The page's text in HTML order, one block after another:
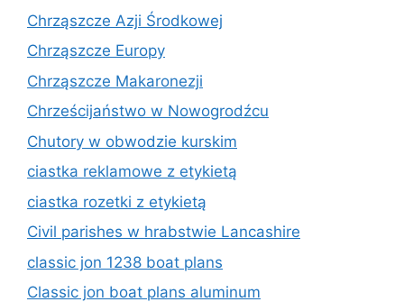
Chrząszcze Azji Środkowej
Chrząszcze Europy
Chrząszcze Makaronezji
Chrześcijaństwo w Nowogrodźcu
Chutory w obwodzie kurskim
ciastka reklamowe z etykietą
ciastka rozetki z etykietą
Civil parishes w hrabstwie Lancashire
classic jon 1238 boat plans
Classic jon boat plans aluminum